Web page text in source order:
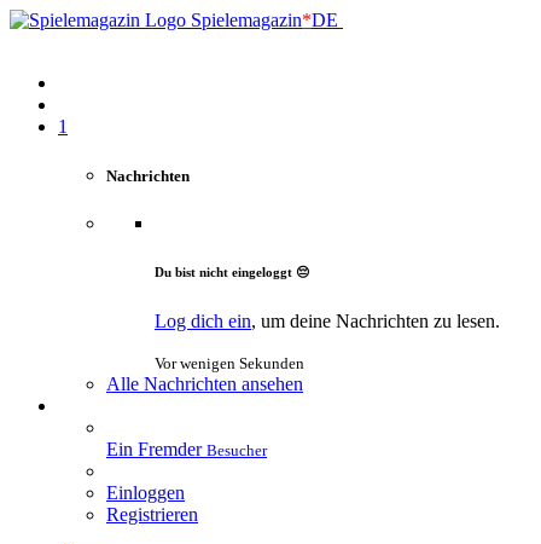
Spielemagazin*DE
1
Nachrichten
Du bist nicht eingeloggt 😔
Log dich ein, um deine Nachrichten zu lesen.
Vor wenigen Sekunden
Alle Nachrichten ansehen
Ein Fremder Besucher
Einloggen
Registrieren